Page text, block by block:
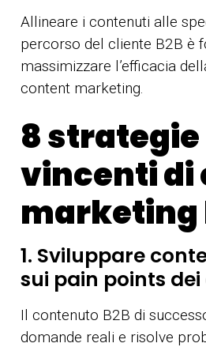
Allineare i contenuti alle
percorso del cliente B2B è
massimizzare l’efficacia
content marketing.
8 strategie
vincenti di
marketing
1. Sviluppare
sui pain points
Il contenuto B2B di
domande reali e risolve